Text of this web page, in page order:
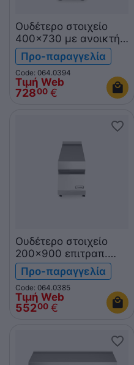
Ουδέτερο στοιχείο
400x730 με ανοικτή
βάση R70/40PLN/A
ROC700
Προ-παραγγελία
Code: 064.0394
Τιμή Web
72800 €
Ουδέτερο στοιχείο
200x900 επιτραπ.
R90/20PLN/T ROC900
Προ-παραγγελία
Code: 064.0385
Τιμή Web
55200 €